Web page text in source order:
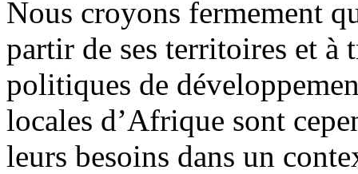
Nous croyons fermement
partir de ses territoires et à
politiques de
locales d’Afrique sont
leurs besoins dans un